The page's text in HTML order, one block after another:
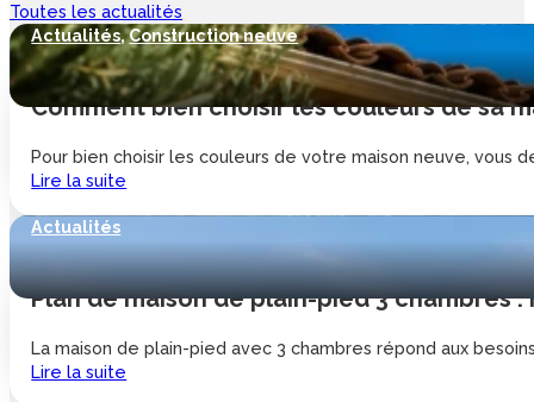
Toutes les actualités
Actualités,Construction neuve
Comment bien choisir les couleurs de sa
Pour bien choisir les couleurs de votre maison neuve, vous
Lire la suite
Actualités
Plan de maison de plain-pied 3 chambres
La maison de plain-pied avec 3 chambres répond aux
Lire la suite